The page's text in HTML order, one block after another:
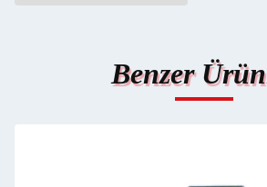
Benzer